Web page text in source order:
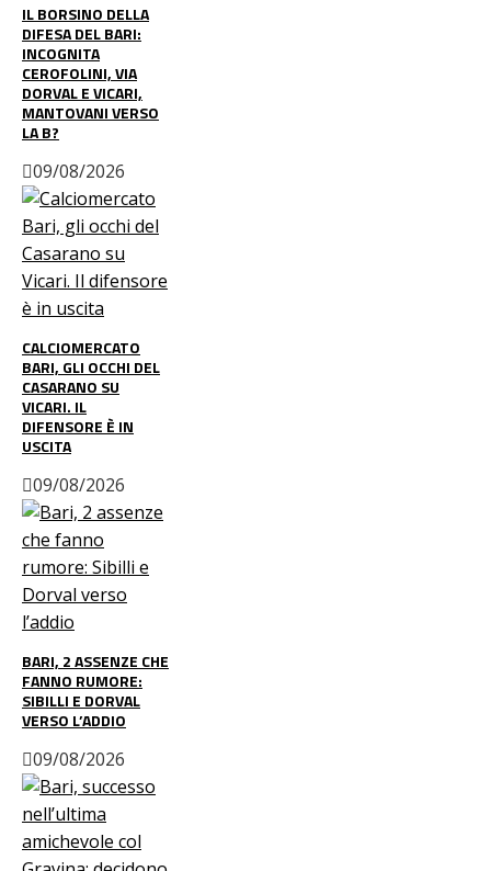
IL BORSINO DELLA
DIFESA DEL BARI:
INCOGNITA
CEROFOLINI, VIA
DORVAL E VICARI,
MANTOVANI VERSO
LA B?
09/08/2026
CALCIOMERCATO
BARI, GLI OCCHI DEL
CASARANO SU
VICARI. IL
DIFENSORE È IN
USCITA
09/08/2026
BARI, 2 ASSENZE CHE
FANNO RUMORE:
SIBILLI E DORVAL
VERSO L’ADDIO
09/08/2026